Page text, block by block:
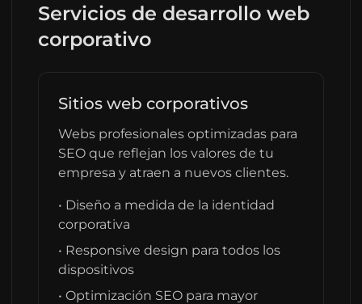
Servicios de desarrollo web
corporativo
Sitios web corporativos
Webs profesionales optimizadas para
SEO que reflejan los valores de tu
empresa y atraen a nuevos clientes.
• Diseño a medida de la identidad
corporativa
• Responsive design para todos los
dispositivos
• Optimización SEO para mayor